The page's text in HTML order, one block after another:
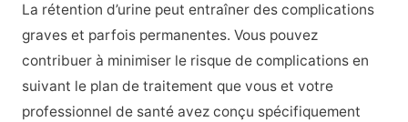
La rétention d’urine peut entraîner des complications
graves et parfois permanentes. Vous pouvez
contribuer à minimiser le risque de complications en
suivant le plan de traitement que vous et votre
professionnel de santé avez conçu spécifiquement